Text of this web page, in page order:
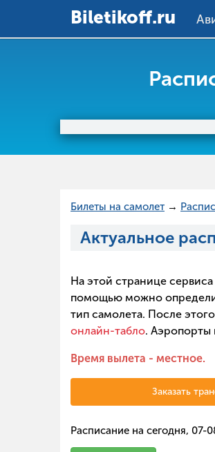
Вiletikoff.ru
Билеты на самолет →
Актуальное
На этой странице
помощью можно
тип самолета. После
онлайн-табло. Аэропорты
Время вылета - местное.
Заказать
Расписание на сегодня, 07-